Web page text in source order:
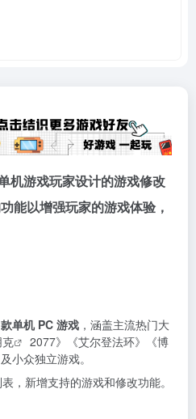
机游戏玩家设计的游戏修改
能以增强玩家的游戏体验，
单机 PC 游戏 ，涵盖主流热门大
2077》《艾尔登法环》《博
小众独立游戏。
，新增支持的游戏和修改功能。